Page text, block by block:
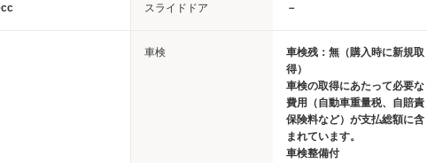
スライドドア －
車検
車検残：無（購入時に新規取
得）
車検の取得にあたって必要な
費用（自動車重量税、自賠責
保険料など）が支払総額に含
まれています。
車検整備付